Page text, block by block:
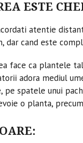
ESTE
atentie
dar cand este
face ca plantele
adora mediul
pe spatele unui
o planta,